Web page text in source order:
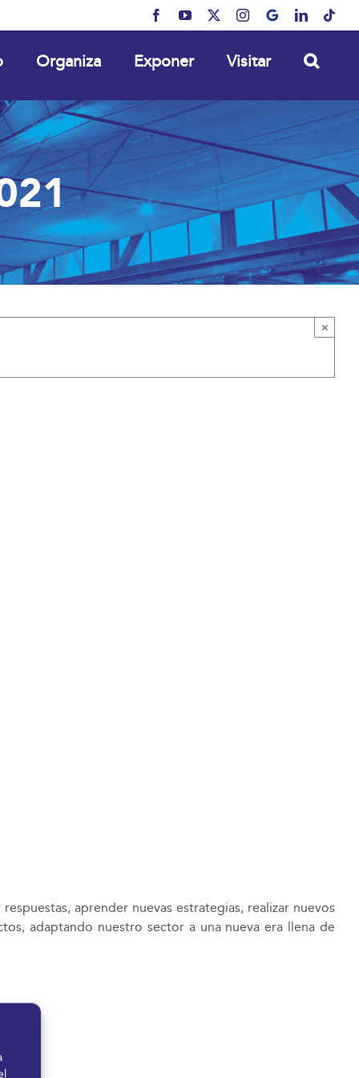
FacebookYouTube Instagram
MyBusinessLinkedIn
Organiza Exponer Visitar
×
aprender nuevas estrategias, realizar nuevos
adaptando nuestro sector a una nueva era llena de